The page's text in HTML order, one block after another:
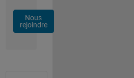
Nous
rejoindre